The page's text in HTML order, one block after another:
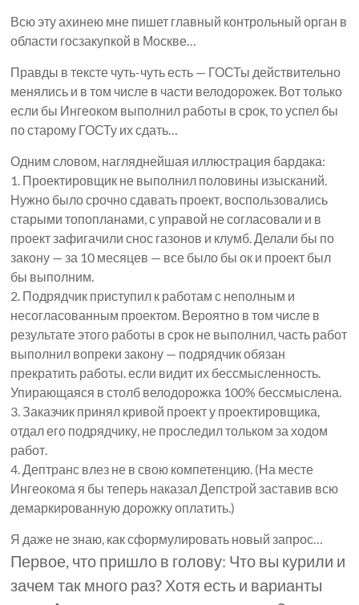
Всю эту ахинею мне пишет главный контрольный орган в
области госзакупкой в Москве…
Правды в тексте чуть-чуть есть — ГОСТы действительно
менялись и в том числе в части велодорожек. Вот только
если бы Ингеоком выполнил работы в срок, то успел бы
по старому ГОСТу их сдать…
Одним словом, нагляднейшая иллюстрация бардака:
1. Проектировщик не выполнил половины изысканий.
Нужно было срочно сдавать проект, воспользовались
старыми топопланами, с управой не согласовали и в
проект зафигачили снос газонов и клумб. Делали бы по
закону — за 10 месяцев — все было бы ок и проект был
бы выполним.
2. Подрядчик приступил к работам с неполным и
несогласованным проектом. Вероятно в том числе в
результате этого работы в срок не выполнил, часть работ
выполнил вопреки закону — подрядчик обязан
прекратить работы. если видит их бессмысленность.
Упирающаяся в столб велодорожка 100% бессмыслена.
3. Заказчик принял кривой проект у проектировщика,
отдал его подрядчику, не проследил тольком за ходом
работ.
4. Дептранс влез не в свою компетенцию. (На месте
Ингеокома я бы теперь наказал Депстрой заставив всю
демаркированную дорожку оплатить.)
Я даже не знаю, как сформулировать новый запрос…
Первое, что пришло в голову: Что вы курили и
зачем так много раз? Хотя есть и варианты